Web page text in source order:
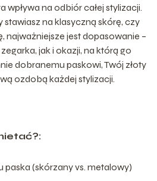
wpływa na odbiór całej stylizacji.
stawiasz na klasyczną skórę, czy
najważniejsze jest dopasowanie –
jak i okazji, na którą go
dobranemu paskowi, Twój złoty
ozdobą każdej stylizacji.
paska (skórzany vs. metalowy)